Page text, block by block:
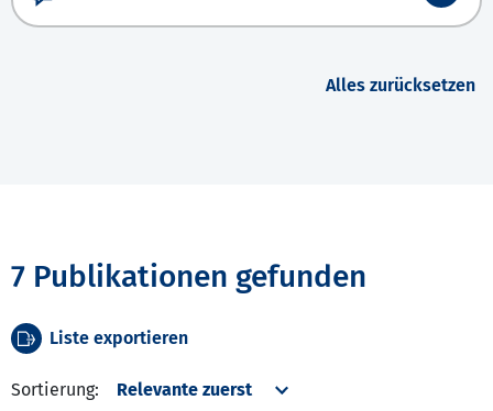
Alles zurücksetzen
7 Publikationen gefunden
Liste exportieren
Sortierung: